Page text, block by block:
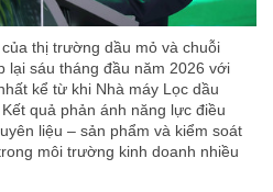
thị trường dầu mỏ và chuỗi
lại sáu tháng đầu năm 2026 với
kể từ khi Nhà máy Lọc dầu
quả phản ánh năng lực điều
liệu – sản phẩm và kiểm soát
môi trường kinh doanh nhiều